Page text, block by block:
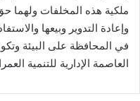
ملكية هذه المخلفات ولهما
وإعادة التدوير وبيعها
العاصمة الإدارية للتنمية العمرانية و60% لصالح